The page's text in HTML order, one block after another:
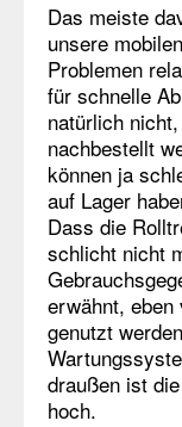
Das meiste
unsere
Problemen
für schnelle
natürlich
nachbestellt
können ja
auf Lager
Dass die
schlicht nicht
erwähnt,
genutzt
draußen ist
hoch.